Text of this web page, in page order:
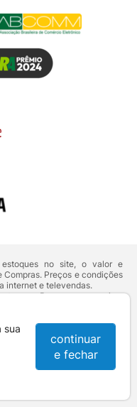
no site, o valor e
Preços e condições
internet e televendas.
Para compras acima
sobre outros anunciados em
sites de buscas. Código de
de crédito e risco.
sua
continuar
e fechar